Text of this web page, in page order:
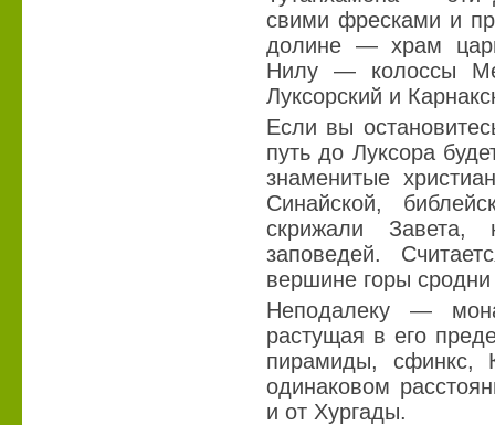
свими фресками и
долине — храм
Нилу — колоссы
Луксорский и
Если вы
путь до Луксора
знаменитые
Синайской,
скрижали Завета,
заповедей.
вершине горы
Неподалеку —
растущая в его
пирамиды, сфинкс,
одинаковом
и от Хургады.